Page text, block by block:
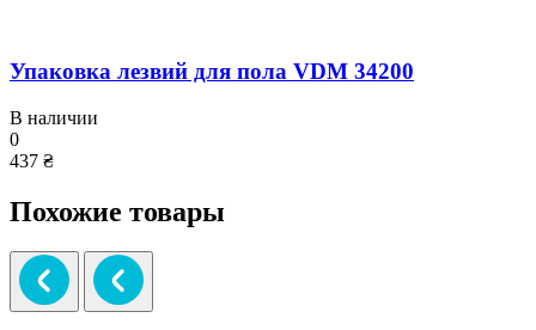
Упаковка лезвий для пола VDM 34200
В наличии
0
437 ₴
Похожие товары